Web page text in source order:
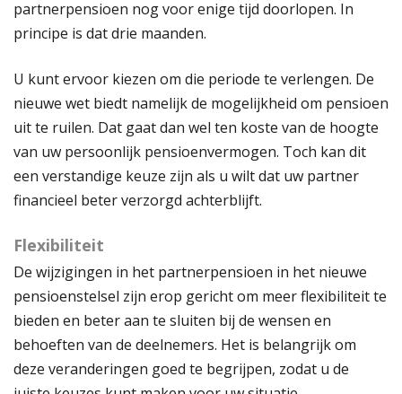
partnerpensioen nog voor enige tijd doorlopen. In
principe is dat drie maanden.
U kunt ervoor kiezen om die periode te verlengen. De
nieuwe wet biedt namelijk de mogelijkheid om pensioen
uit te ruilen. Dat gaat dan wel ten koste van de hoogte
van uw persoonlijk pensioenvermogen. Toch kan dit
een verstandige keuze zijn als u wilt dat uw partner
financieel beter verzorgd achterblijft.
Flexibiliteit
De wijzigingen in het partnerpensioen in het nieuwe
pensioenstelsel zijn erop gericht om meer flexibiliteit te
bieden en beter aan te sluiten bij de wensen en
behoeften van de deelnemers. Het is belangrijk om
deze veranderingen goed te begrijpen, zodat u de